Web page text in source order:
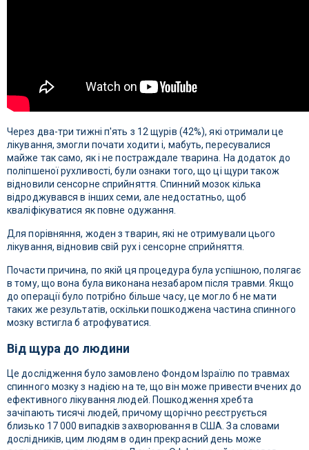
Через два-три тижні п'ять з 12 щурів (42%), які отримали це
лікування, змогли почати ходити і, мабуть, пересувалися
майже так само, як і не постраждале тварина. На додаток до
поліпшеної рухливості, були ознаки того, що ці щури також
відновили сенсорне сприйняття. Спинний мозок кілька
відроджувався в інших семи, але недостатньо, щоб
кваліфікуватися як повне одужання.
Для порівняння, жоден з тварин, які не отримували цього
лікування, відновив свій рух і сенсорне сприйняття.
Почасти причина, по якій ця процедура була успішною, полягає
в тому, що вона була виконана незабаром після травми. Якщо
до операції було потрібно більше часу, це могло б не мати
таких же результатів, оскільки пошкоджена частина спинного
мозку встигла б атрофуватися.
Від щура до людини
Це дослідження було замовлено Фондом Ізраїлю по травмах
спинного мозку з надією на те, що він може привести вчених до
ефективного лікування людей. Пошкодження хребта
зачіпають тисячі людей, причому щорічно реєструється
близько 17 000 випадків захворювання в США.За словами
дослідників, цим людям в один прекрасний день може